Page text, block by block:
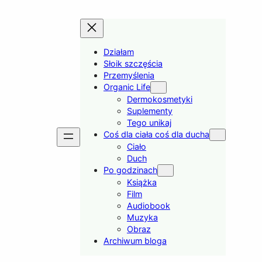
Działam
Słoik szczęścia
Przemyślenia
Organic Life
Dermokosmetyki
Suplementy
Tego unikaj
Coś dla ciała coś dla ducha
Ciało
Duch
Po godzinach
Książka
Film
Audiobook
Muzyka
Obraz
Archiwum bloga